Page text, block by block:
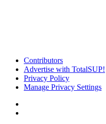
Contributors
Advertise with TotalSUP!
Privacy Policy
Manage Privacy Settings